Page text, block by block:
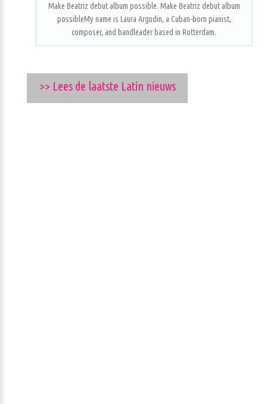
Make Beatriz debut album possible. Make Beatriz debut album
possibleMy name is Laura Argudin, a Cuban-born pianist,
composer, and bandleader based in Rotterdam.
>> Lees de laatste Latin nieuws